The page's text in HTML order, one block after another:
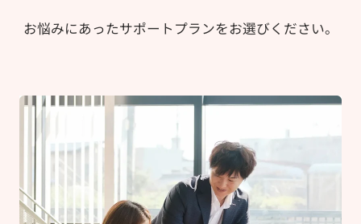
お悩みにあったサポートプランをお選びください。